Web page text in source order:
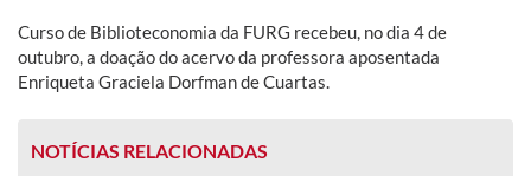
Curso de Biblioteconomia da FURG recebeu, no dia 4 de
outubro, a doação do acervo da professora aposentada
Enriqueta Graciela Dorfman de Cuartas.
NOTÍCIAS RELACIONADAS